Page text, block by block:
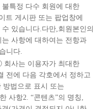
특정 다수 회원에 대한
트 게시판 또는 팝업창에
있습니다.다만,회원본인의
사항에 대하여는 전항과
니다.
사는 이용자가 최대한
전에 다음 각호에서 정하고
방법으로 표시 또는
사항2. “콘텐츠”의 명칭,